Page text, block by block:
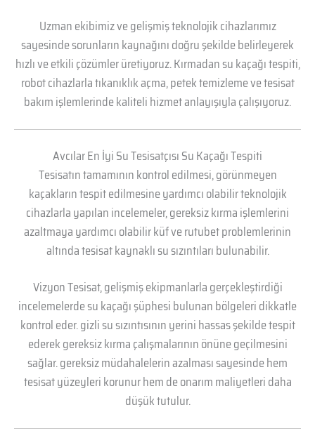
Uzman ekibimiz ve gelişmiş teknolojik cihazlarımız
sayesinde sorunların kaynağını doğru şekilde belirleyerek
hızlı ve etkili çözümler üretiyoruz. Kırmadan su kaçağı tespiti,
robot cihazlarla tıkanıklık açma, petek temizleme ve tesisat
bakım işlemlerinde kaliteli hizmet anlayışıyla çalışıyoruz.
Avcılar En İyi Su Tesisatçısı Su Kaçağı Tespiti
Tesisatın tamamının kontrol edilmesi, görünmeyen
kaçakların tespit edilmesine yardımcı olabilir teknolojik
cihazlarla yapılan incelemeler, gereksiz kırma işlemlerini
azaltmaya yardımcı olabilir küf ve rutubet problemlerinin
altında tesisat kaynaklı su sızıntıları bulunabilir.
Vizyon Tesisat, gelişmiş ekipmanlarla gerçekleştirdiği
incelemelerde su kaçağı şüphesi bulunan bölgeleri dikkatle
kontrol eder. gizli su sızıntısının yerini hassas şekilde tespit
ederek gereksiz kırma çalışmalarının önüne geçilmesini
sağlar. gereksiz müdahalelerin azalması sayesinde hem
tesisat yüzeyleri korunur hem de onarım maliyetleri daha
düşük tutulur.